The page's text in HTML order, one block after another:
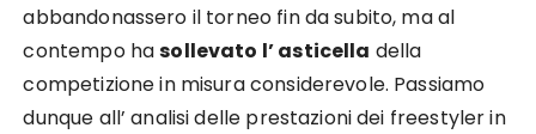
abbandonassero il torneo fin da subito, ma al
contempo hasollevato l’ asticella della
competizione in misura considerevole. Passiamo
dunque all’ analisi delle prestazioni dei freestyler in